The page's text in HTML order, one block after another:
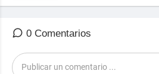
0 Comentarios